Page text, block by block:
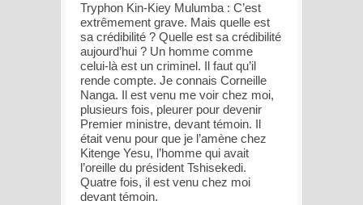
Tryphon Kin-Kiey Mulumba : C’est
extrêmement grave. Mais quelle est
sa crédibilité ? Quelle est sa crédibilité
aujourd’hui ? Un homme comme
celui-là est un criminel. Il faut qu’il
rende compte. Je connais Corneille
Nanga. Il est venu me voir chez moi,
plusieurs fois, pleurer pour devenir
Premier ministre, devant témoin. Il
était venu pour que je l’amène chez
Kitenge Yesu, l’homme qui avait
l’oreille du président Tshisekedi.
Quatre fois, il est venu chez moi
devant témoin.